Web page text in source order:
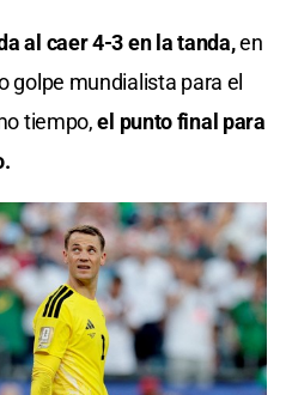
al caer 4-3 en la tanda,en
golpe mundialista para el
tiempo,el punto final para